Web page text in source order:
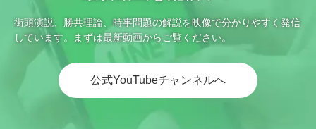
街頭演説、勝共理論、時事問題の解説を映像で分かりやすく発信
しています。まずは最新動画からご覧ください。
公式YouTubeチャンネルへ